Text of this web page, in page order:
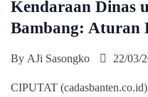
Kendaraan Dinas
Bambang: Aturan
By AJi Sasongko 22/03/
CIPUTAT